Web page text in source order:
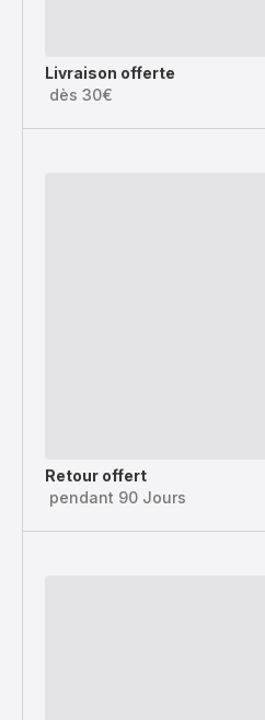
Livraison offerte
dès 30€
Retour offert
pendant 90 Jours